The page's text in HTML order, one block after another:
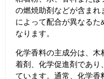
の燃焼助剤などが含ま
によって配合が異なる
なります。
化学香料の主成分は、
着剤、化学促進剤であ
ています。通常、化学